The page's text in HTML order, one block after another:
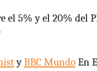
el 5% y el 20% del
yBBC Mundo En